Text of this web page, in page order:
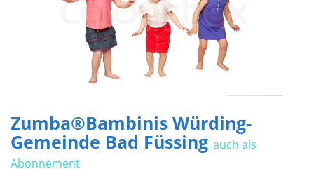
Zumba®Bambinis Würding-
Gemeinde Bad Füssing auch als
Abonnement